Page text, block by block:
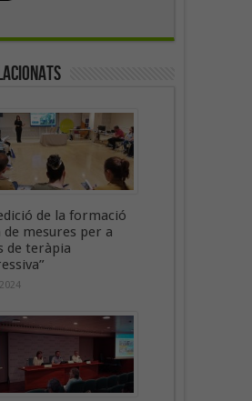
de la formació
de mesures per a
de teràpia